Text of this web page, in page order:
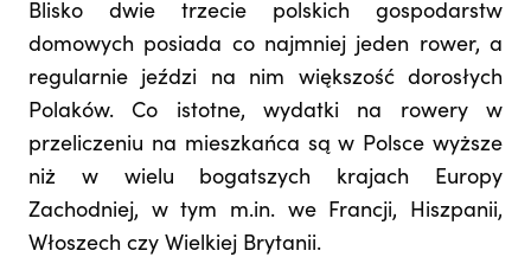
Blisko dwie trzecie polskich gospodarstw
domowych posiada co najmniej jeden rower, a
regularnie jeździ na nim większość dorosłych
Polaków. Co istotne, wydatki na rowery w
przeliczeniu na mieszkańca są w Polsce wyższe
niż w wielu bogatszych krajach Europy
Zachodniej, w tym m.in. we Francji, Hiszpanii,
Włoszech czy Wielkiej Brytanii.